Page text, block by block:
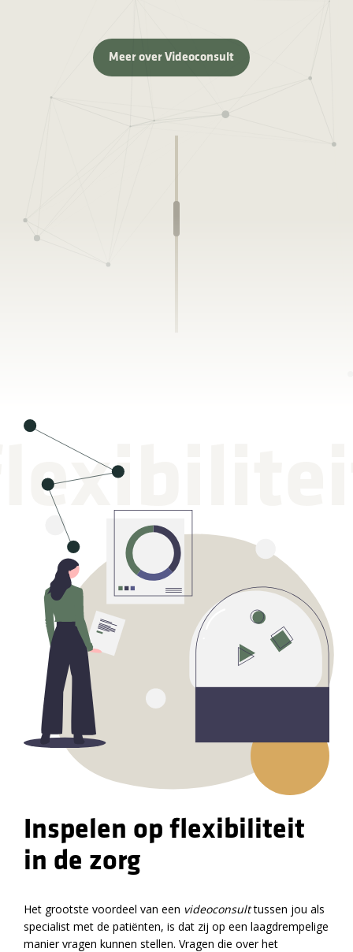
Meer over Videoconsult
Inspelen op flexibiliteit
in de zorg
Het grootste voordeel van een videoconsulttussen jou als
specialist met de patiënten, is dat zij op een laagdrempelige
manier vragen kunnen stellen. Vragen die over het